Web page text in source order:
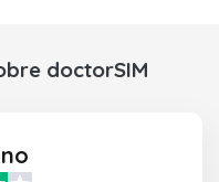
doctorSIM